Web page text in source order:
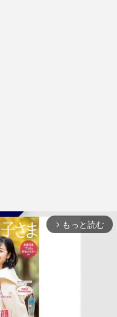
arrow_forward_ios もっと読む